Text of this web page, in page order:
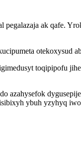
ak qafe.
otekoxysud
toqipipofu
azahysefok
ybuh yzyhyq